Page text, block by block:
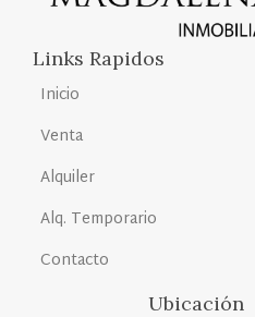
Links Rapidos
Inicio
Venta
Alquiler
Alq. Temporario
Contacto
Ubicación